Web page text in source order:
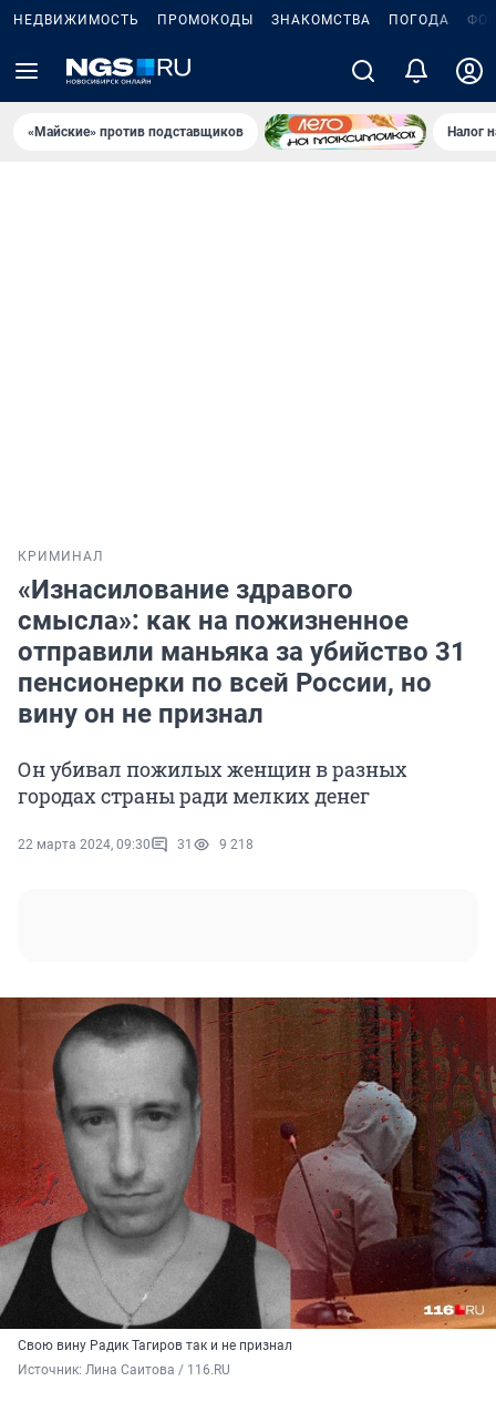
НЕДВИЖИМОСТЬ ПРОМОКОДЫ ЗНАКОМСТВА ПОГОДА
«Майские» против подставщиков Налог
КРИМИНАЛ
«Изнасилование здравого
смысла»: как на пожизненное
отправили маньяка за убийство 31
пенсионерки по всей России, но
вину он не признал
Он убивал пожилых женщин в разных
городах страны ради мелких денег
22 марта 2024, 09:30 31 9 218
Свою вину Радик Тагиров так и не признал
Источник: Лина Саитова / 116.RU